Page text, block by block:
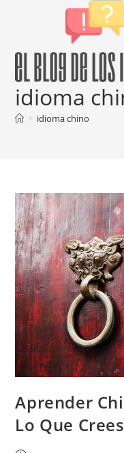
idioma
> idioma chino
Aprender
Lo Que Crees